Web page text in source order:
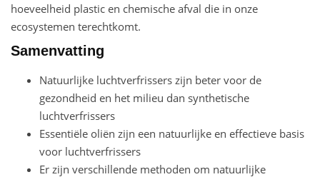
hoeveelheid plastic en chemische afval die in onze
ecosystemen terechtkomt.
Samenvatting
Natuurlijke luchtverfrissers zijn beter voor de
gezondheid en het milieu dan synthetische
luchtverfrissers
Essentiële oliën zijn een natuurlijke en effectieve basis
voor luchtverfrissers
Er zijn verschillende methoden om natuurlijke